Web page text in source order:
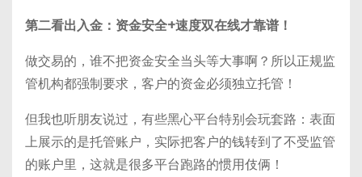
第二看出入金：资金安全+速度双在线才靠谱！
做交易的，谁不把资金安全当头等大事啊？所以正规监
管机构都强制要求，客户的资金必须独立托管！
但我也听朋友说过，有些黑心平台特别会玩套路：表面
上展示的是托管账户，实际把客户的钱转到了不受监管
的账户里，这就是很多平台跑路的惯用伎俩！